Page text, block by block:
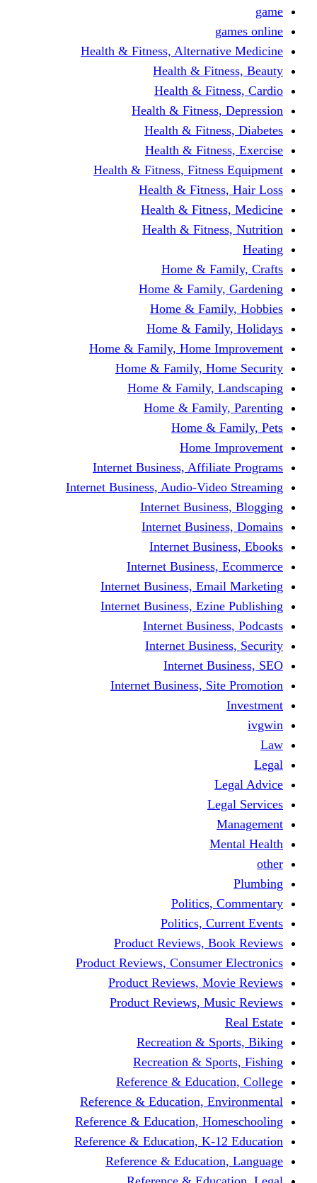
Health & Fitness,
Health &
Health &
Health & Fitness,
Health &
Health &
Health & Fitness,
Health &
Health &
Health &
Home &
Home &
Home &
Home &
Home & Family, Home
Home & Family,
Home & Family,
Home &
Home &
Home
Internet Business,
Internet Business, Audio-
Internet
Internet
Internet
Internet Business,
Internet Business,
Internet Business,
Internet
Internet
Internet
Internet Business,
Politics,
Politics,
Product Reviews,
Product Reviews,
Product Reviews,
Product Reviews,
Recreation &
Recreation &
Reference &
Reference & Education,
Reference & Education,
Reference & Education, K-
Reference &